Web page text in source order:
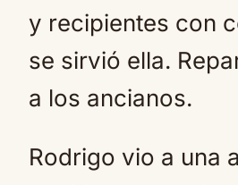
y recipientes con
se sirvió ella.
a los ancianos.
Rodrigo vio a una